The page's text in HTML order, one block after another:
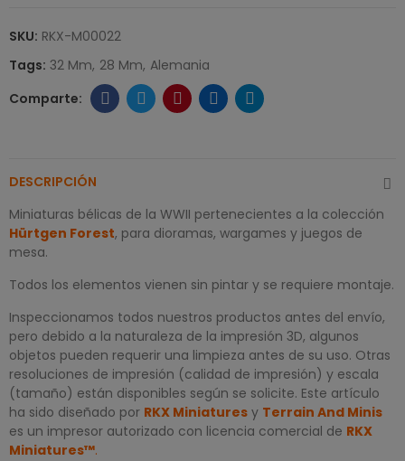
SKU: RKX-M00022
Tags: 32 Mm 28 Mm Alemania
DESCRIPCIÓN
Miniaturas bélicas de la WWII pertenecientes a la colección
Hürtgen Forest, para dioramas, wargames y juegos de
mesa.
Todos los elementos vienen sin pintar y se requiere montaje.
Inspeccionamos todos nuestros productos antes del envío,
pero debido a la naturaleza de la impresión 3D, algunos
objetos pueden requerir una limpieza antes de su uso. Otras
resoluciones de impresión (calidad de impresión) y escala
(tamaño) están disponibles según se solicite. Este artículo
ha sido diseñado por RKX Miniatures y Terrain And Minis
es un impresor autorizado con licencia comercial de RKX
Miniatures™.